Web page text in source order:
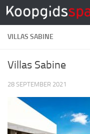
Doorgaan naar inhoud
VILLAS SABINE
Villas Sabine
28 SEPTEMBER 2021